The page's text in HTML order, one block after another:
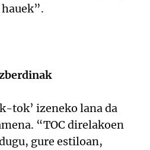
tok’ izeneko lana da
“TOC direlakoen
gure estiloan,